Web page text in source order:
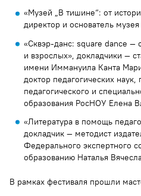
«Музей „В тишине“: от
директор и основатель
«Сквэр-данс: square dance —
и взрослых», докладчики —
имени Иммануила Канта
доктор педагогических
педагогического и
образования РосНОУ Елена
«Литература в помощь
докладчик — методист
Федерального экспертного
образованию Наталья
В рамках фестиваля прошли